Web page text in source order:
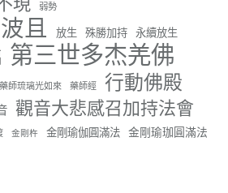
會
AM
界佛教正心會金龜山三寶殿...
弱勢
且 放生 殊勝加持 永續放生
第三世多杰羌佛
藥師琉璃光如來 藥師經 行動佛殿
觀音大悲感召加持法會
金剛杵 金剛瑜伽圓滿法 金剛瑜珈圓滿法